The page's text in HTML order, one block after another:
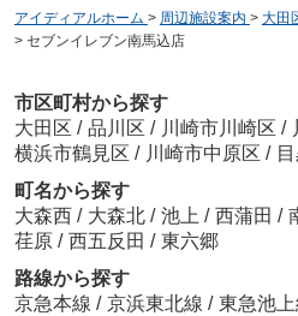
アイディアルホーム > 周辺施設案内 > 大田
> セブンイレブン南馬込店
市区町村から探す
大田区 / 品川区 / 川崎市川崎区 /
横浜市鶴見区 / 川崎市中原区 /
町名から探す
大森西 / 大森北 / 池上 / 西蒲田 /
荏原 / 西五反田 / 東六郷
路線から探す
京急本線 / 京浜東北線 / 東急池上